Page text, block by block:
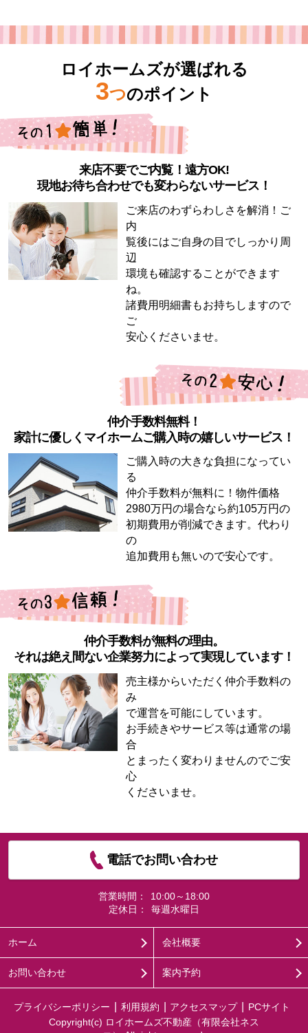
ロイホームズが選ばれる
3つのポイント
来店不要でご内覧！遠方OK!
現地お待ち合わせでも変わらないサービス！
ご来店のわずらわしさを解消！ご
内
覧後にはご自身の目でしっかり周
辺
環境も確認することができます
ね。
諸費用明細書もお持ちしますので
ご
安心くださいませ。
仲介手数料無料！
家計に優しくマイホームご購入時の嬉しいサービス！
ご購入時の大きな負担になってい
る
仲介手数料が無料に！物件価格
2980万円の場合なら約105万円の
初期費用が削減できます。代わり
の
追加費用も無いので安心です。
仲介手数料が無料の理由。
それは絶え間ない企業努力によって実現しています！
売主様からいただく仲介手数料の
み
で運営を可能にしています。
お手続きやサービス等は通常の場
合
とまったく変わりませんのでご安
心
くださいませ。
電話でお問い合わせ
営業時間：
10:00～18:00
定休日：
毎週水曜日
ホーム 会社概要
お問い合わせ 案内予約
プライバシーポリシー 利用規約 アクセスマップ
PCサイト
Copyright(c) ロイホームズ不動産（有限会社ネス